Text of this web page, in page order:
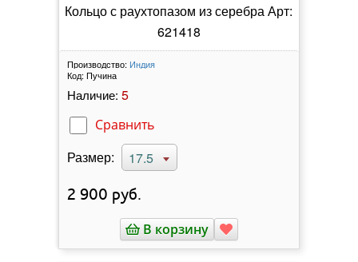
Кольцо с раухтопазом из серебра Арт:
621418
Производство: Индия
Код: Пучина
Наличие: 5
Сравнить
Размер: 17.5
2 900 руб.
В корзину